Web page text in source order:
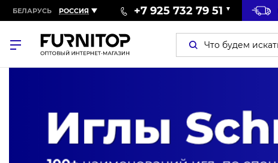
БЕЛАРУСЬ РОССИЯ +7 925 732 79 51